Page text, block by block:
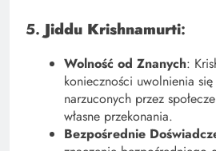
5. Jiddu Krishnamurti:
Wolność od Znanych:
konieczności uwolnienia
narzuconych przez
własne przekonania.
Bezpośrednie